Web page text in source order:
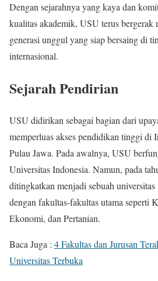
Dengan sejarahnya yang kaya dan
kualitas akademik, USU terus bergerak
generasi unggul yang siap bersaing di
internasional.
Sejarah Pendirian
USU didirikan sebagai bagian dari
memperluas akses pendidikan tinggi di
Pulau Jawa. Pada awalnya, USU
Universitas Indonesia. Namun, pada
ditingkatkan menjadi sebuah
dengan fakultas-fakultas utama seperti
Ekonomi, dan Pertanian.
Baca Juga : 4 Fakultas dan Jurusan
Universitas Terbuka